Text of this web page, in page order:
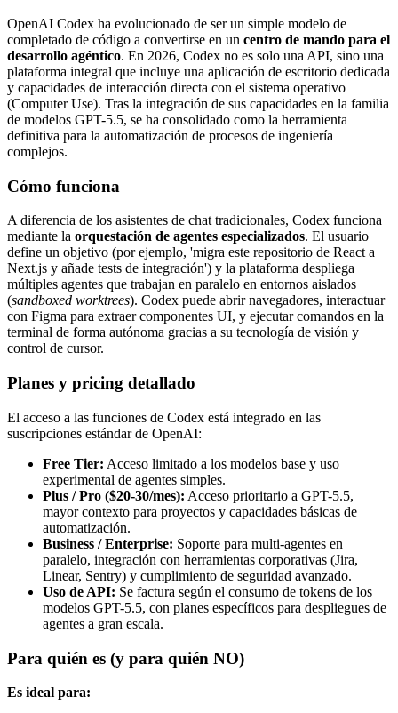
OpenAI Codex ha evolucionado de ser un simple modelo de
completado de código a convertirse en un centro de mando para el
desarrollo agéntico. En 2026, Codex no es solo una API, sino una
plataforma integral que incluye una aplicación de escritorio dedicada
y capacidades de interacción directa con el sistema operativo
(Computer Use). Tras la integración de sus capacidades en la familia
de modelos GPT-5.5, se ha consolidado como la herramienta
definitiva para la automatización de procesos de ingeniería
complejos.
Cómo funciona
A diferencia de los asistentes de chat tradicionales, Codex funciona
mediante la orquestación de agentes especializados. El usuario
define un objetivo (por ejemplo, 'migra este repositorio de React a
Next.js y añade tests de integración') y la plataforma despliega
múltiples agentes que trabajan en paralelo en entornos aislados
(sandboxed worktrees). Codex puede abrir navegadores, interactuar
con Figma para extraer componentes UI, y ejecutar comandos en la
terminal de forma autónoma gracias a su tecnología de visión y
control de cursor.
Planes y pricing detallado
El acceso a las funciones de Codex está integrado en las
suscripciones estándar de OpenAI:
Free Tier: Acceso limitado a los modelos base y uso
experimental de agentes simples.
Plus / Pro ($20-30/mes): Acceso prioritario a GPT-5.5,
mayor contexto para proyectos y capacidades básicas de
automatización.
Business / Enterprise: Soporte para multi-agentes en
paralelo, integración con herramientas corporativas (Jira,
Linear, Sentry) y cumplimiento de seguridad avanzado.
Uso de API: Se factura según el consumo de tokens de los
modelos GPT-5.5, con planes específicos para despliegues de
agentes a gran escala.
Para quién es (y para quién NO)
Es ideal para: